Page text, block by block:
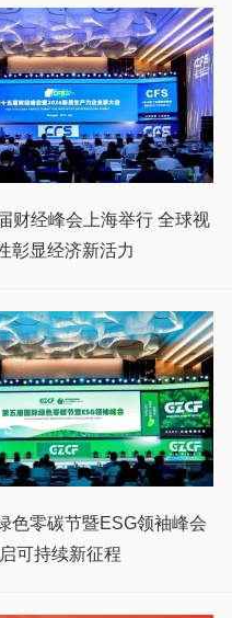
财经峰会上海举行 全球视
彰显经济新活力
色零碳节暨ESG领袖峰会
可持续新征程